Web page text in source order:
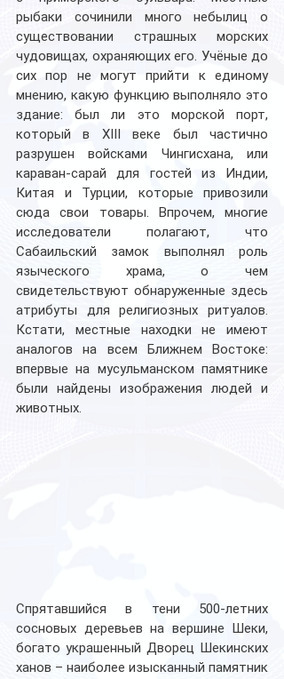
рыбаки сочинили много небылиц о
существовании страшных морских
чудовищах, охраняющих его. Учёные до
сих пор не могут прийти к единому
мнению, какую функцию выполняло это
здание: был ли это морской порт,
который в XIII веке был частично
разрушен войсками Чингисхана, или
караван-сарай для гостей из Индии,
Китая и Турции, которые привозили
сюда свои товары. Впрочем, многие
исследователи полагают, что
Сабаильский замок выполнял роль
языческого храма, о чем
свидетельствуют обнаруженные здесь
атрибуты для религиозных ритуалов.
Кстати, местные находки не имеют
аналогов на всем Ближнем Востоке:
впервые на мусульманском памятнике
были найдены изображения людей и
животных.
Спрятавшийся в тени 500-летних
сосновых деревьев на вершине Шеки,
богато украшенный Дворец Шекинских
ханов – наиболее изысканный памятник